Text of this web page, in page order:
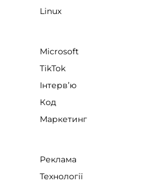
Linux
Microsoft
TikTok
Інтервʼю
Код
Маркетинг
Реклама
Технології